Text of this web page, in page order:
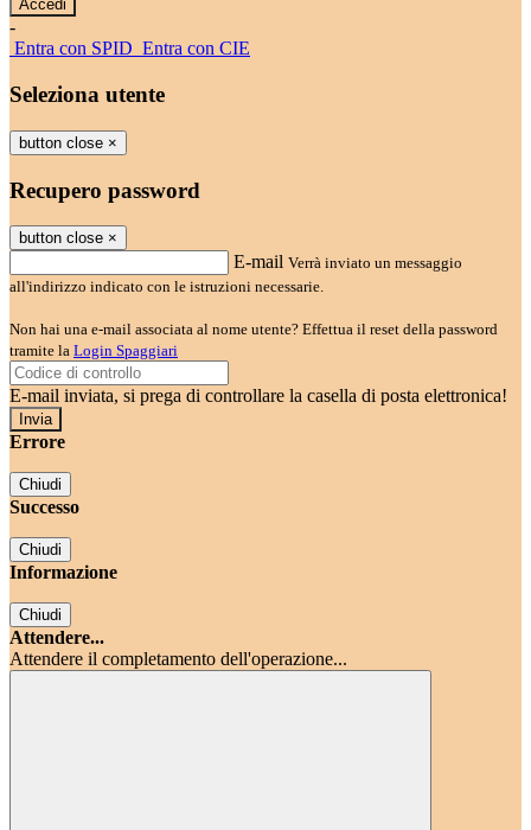
-
Entra con SPID Entra con CIE
Seleziona utente
button close ×
Recupero password
button close ×
E-mail Verrà inviato un messaggio
all'indirizzo indicato con le istruzioni necessarie.
Non hai una e-mail associata al nome utente? Effettua il reset della password
tramite la Login Spaggiari
E-mail inviata, si prega di controllare la casella di posta elettronica!
Errore
Chiudi
Successo
Chiudi
Informazione
Chiudi
Attendere...
Attendere il completamento dell'operazione...